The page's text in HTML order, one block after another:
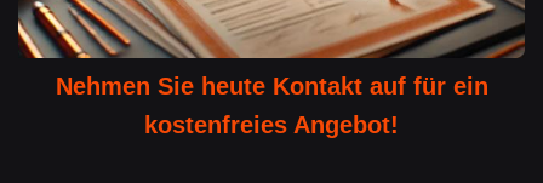
Nehmen Sie heute Kontakt auf für ein
kostenfreies Angebot!